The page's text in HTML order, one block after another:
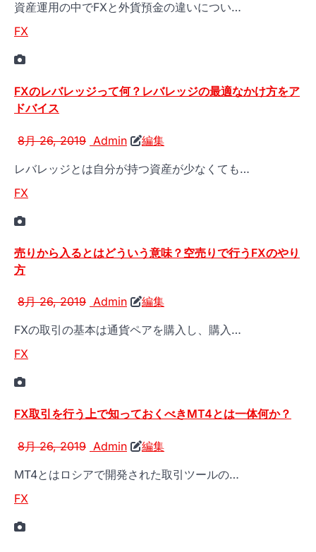
資産運用の中でFXと外貨預金の違いについ…
FX
FXのレバレッジって何？レバレッジの最適なかけ方をア
ドバイス
8月 26, 2019 Admin
編集
レバレッジとは自分が持つ資産が少なくても…
FX
売りから入るとはどういう意味？空売りで行うFXのやり
方
8月 26, 2019 Admin
編集
FXの取引の基本は通貨ペアを購入し、購入…
FX
FX取引を行う上で知っておくべきMT4とは一体何か？
8月 26, 2019 Admin
編集
MT4とはロシアで開発された取引ツールの…
FX